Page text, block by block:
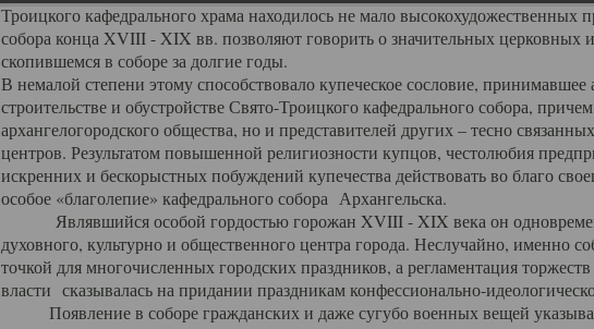
Троицкого кафедрального храма находилось не мало высокохудожественных
собора конца XVIII - XIX вв. позволяют говорить о значительных церковных
скопившемся в соборе за долгие годы.
В немалой степени этому способствовало купеческое сословие, принимавшее
строительстве и обустройстве Свято-Троицкого кафедрального собора,
архангелогородского общества, но и представителей других – тесно
центров. Результатом повышенной религиозности купцов, честолюбия
искренних и бескорыстных побуждений купечества действовать во благо
особое «благолепие» кафедрального собора Архангельска.
Являвшийся особой гордостью горожан XVIII - XIX века он
духовного, культурно и общественного центра города. Неслучайно, именно
точкой для многочисленных городских праздников, а регламентация
власти сказывалась на придании праздникам конфессионально-
Появление в соборе гражданских и даже сугубо военных вещей